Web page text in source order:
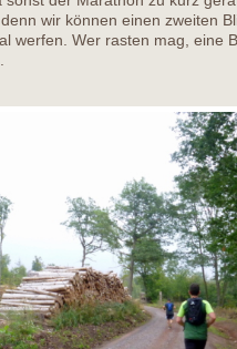
wir können einen zweiten
werfen. Wer rasten mag, eine